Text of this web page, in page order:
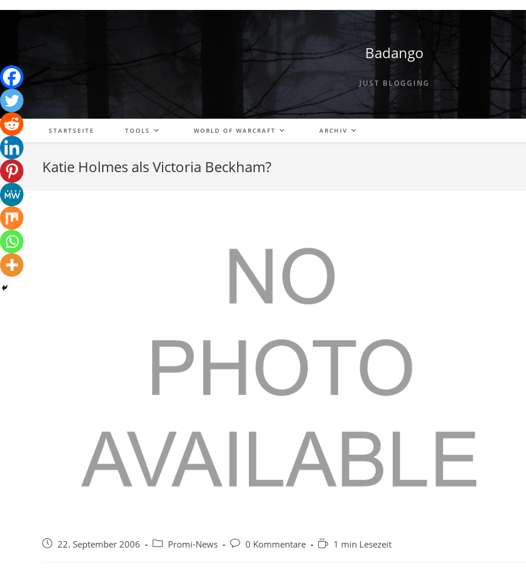
Badango
JUST BLOGGING
STARTSEITE TOOLS WORLD OF WARCRAFT ARCHIV
Katie Holmes als Victoria Beckham?
Beitrag22. September 2006
Beitrags-
Promi-News
Beitrags-
0 Kommentare Lesedauer:
1 min Lesezeit